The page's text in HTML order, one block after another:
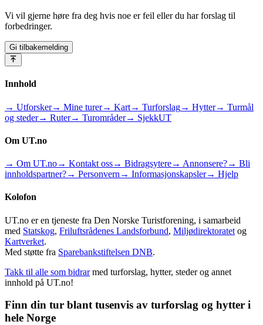
Vi vil gjerne høre fra deg hvis noe er feil eller du har forslag til
forbedringer.
Gi tilbakemelding
Innhold
→ Utforsker→ Mine turer→ Kart→ Turforslag→ Hytter→ Turmål
og steder→ Ruter→ Turområder→ SjekkUT
Om UT.no
→ Om UT.no→ Kontakt oss→ Bidragsytere→ Annonsere?→ Bli
innholdspartner?→ Personvern → Informasjonskapsler→ Hjelp
Kolofon
UT.no er en tjeneste fra Den Norske Turistforening, i samarbeid
med Statskog, Friluftsrådenes Landsforbund, Miljødirektoratet og
Kartverket.
Med støtte fra Sparebankstiftelsen DNB.
Takk til alle som bidrar med turforslag, hytter, steder og annet
innhold på UT.no!
Finn din tur blant tusenvis av turforslag og hytter i
hele Norge